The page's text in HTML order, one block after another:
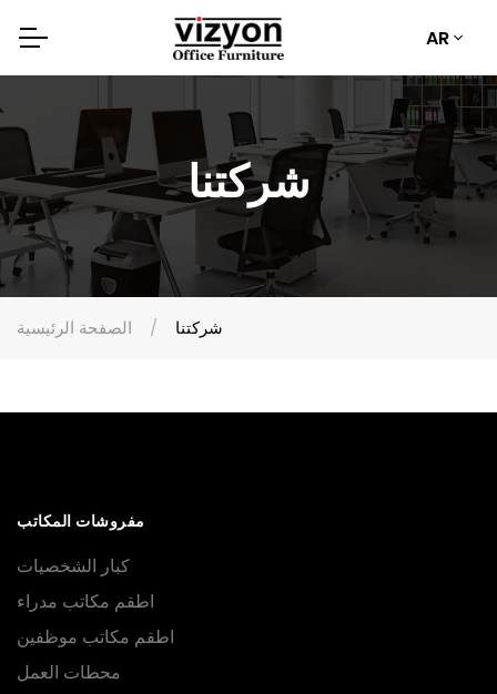
AR
شركتنا
الصفحة الرئيسية شركتنا
مفروشات المكاتب
كبار الشخصيات
اطقم مكاتب مدراء
اطقم مكاتب موظفين
محطات العمل